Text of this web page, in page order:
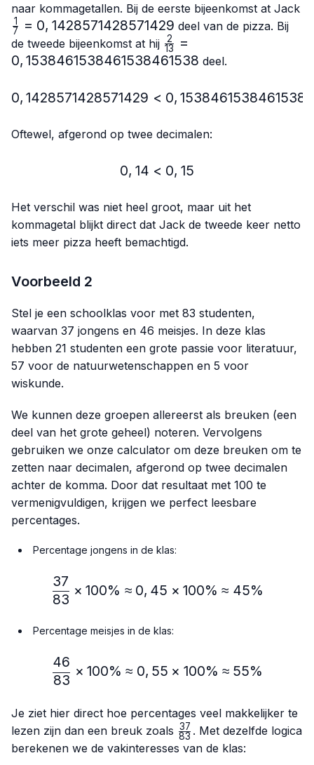
naar kommagetallen. Bij de eerste bijeenkomst at Jack
\frac{1}
{7}=0,1428571428571429
7
1 = 0, 1428571428571429 deel van de pizza. Bij
de tweede bijeenkomst at hij \frac{2}
13
2
=
0, 1538461538461538461538 deel.
0,1428571428571429 <
0, 1428571428571429 < 0, 1538461538461538
Oftewel, afgerond op twee decimalen:
0,14 < 0,15
0, 14 < 0, 15
Het verschil was niet heel groot, maar uit het
kommagetal blijkt direct dat Jack de tweede keer netto
iets meer pizza heeft bemachtigd.
Voorbeeld 2
Stel je een schoolklas voor met 83 studenten,
waarvan 37 jongens en 46 meisjes. In deze klas
hebben 21 studenten een grote passie voor literatuur,
57 voor de natuurwetenschappen en 5 voor
wiskunde.
We kunnen deze groepen allereerst als breuken (een
deel van het grote geheel) noteren. Vervolgens
gebruiken we onze calculator om deze breuken om te
zetten naar decimalen, afgerond op twee decimalen
achter de komma. Door dat resultaat met 100 te
vermenigvuldigen, krijgen we perfect leesbare
percentages.
Percentage jongens in de klas:
\frac{37}{83} × 100\%
83
37
× 100% ≈ 0, 45 × 100% ≈ 45%
Percentage meisjes in de klas:
\frac{46}{83} × 100\%
83
46
× 100% ≈ 0, 55 × 100% ≈ 55%
Je ziet hier direct hoe percentages veel makkelijker te
lezen zijn dan een breuk zoals \frac{37}
{83}
83
37 . Met dezelfde logica
berekenen we de vakinteresses van de klas: